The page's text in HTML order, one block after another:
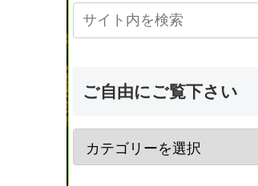
ご自由にご覧下さい